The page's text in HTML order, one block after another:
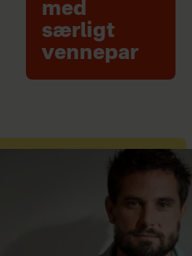
med
særligt
vennepar